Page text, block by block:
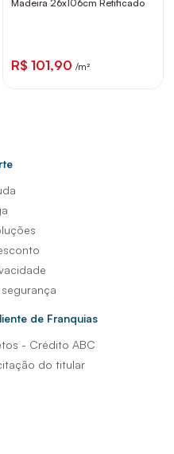
Madeira 26x106cm Retificado
R$ 101,90 /m²
de Franquias
- Crédito ABC
do titular